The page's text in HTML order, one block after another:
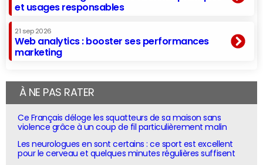
et usages responsables
21 sep 2026
Web analytics : booster ses performances
marketing
À NE PAS RATER
Ce Français déloge les squatteurs de sa maison sans
violence grâce à un coup de fil particulièrement malin
Les neurologues en sont certains : ce sport est excellent
pour le cerveau et quelques minutes régulières suffisent